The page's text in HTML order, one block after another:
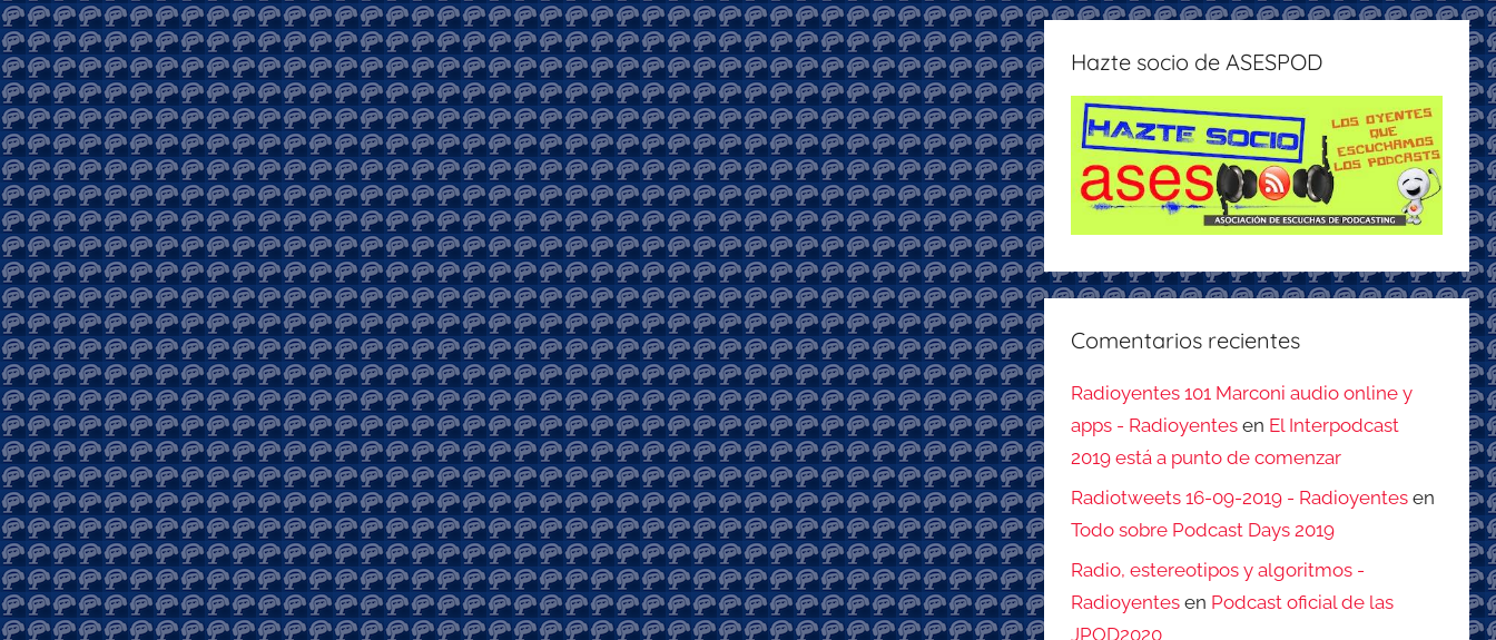
Hazte socio de ASESPOD
Comentarios recientes
Radioyentes 101 Marconi audio online y
apps - Radioyentes en El Interpodcast
2019 está a punto de comenzar
Radiotweets 16-09-2019 - Radioyentes en
Todo sobre Podcast Days 2019
Radio, estereotipos y algoritmos -
Radioyentes en Podcast oficial de las
JPOD2020